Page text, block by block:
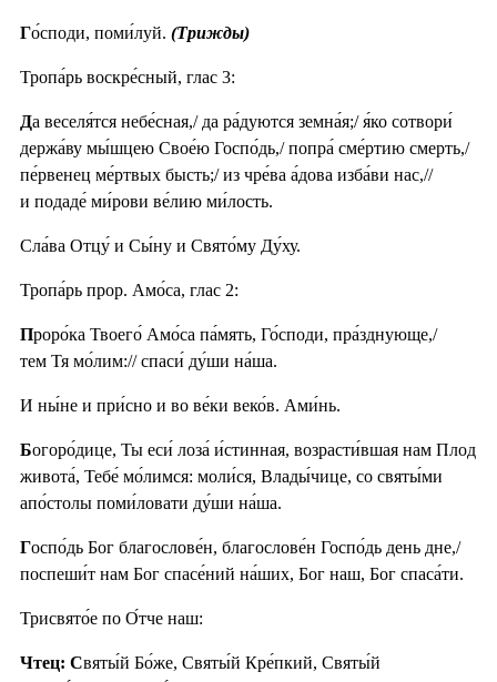
Го́споди, поми́луй. (Трижды)
Тропа́рь воскре́сный, глас 3:
Да веселя́тся небе́сная,/ да ра́дуются земна́я;/ я́ко сотвори́
держа́ву мы́шцею Свое́ю Госпо́дь,/ попра́ сме́ртию смерть,/
пе́рвенец ме́ртвых бысть;/ из чре́ва а́дова изба́ви нас,//
и подаде́ ми́рови ве́лию ми́лость.
Сла́ва Отцу́ и Сы́ну и Свято́му Ду́ху.
Тропа́рь прор. Амо́са, глас 2:
Проро́ка Твоего́ Амо́са па́мять, Го́споди, пра́зднующе,/
тем Тя мо́лим:// спаси́ ду́ши на́ша.
И ны́не и при́сно и во ве́ки веко́в. Ами́нь.
Богоро́дице, Ты еси́ лоза́ и́стинная, возрасти́вшая нам Плод
живота́, Тебе́ мо́лимся: моли́ся, Влады́чице, со святы́ми
апо́столы поми́ловати ду́ши на́ша.
Госпо́дь Бог благослове́н, благослове́н Госпо́дь день дне,/
поспеши́т нам Бог спасе́ний на́ших, Бог наш, Бог спаса́ти.
Трисвято́е по О́тче наш:
Чтец: Святы́й Бо́же, Святы́й Кре́пкий, Святы́й